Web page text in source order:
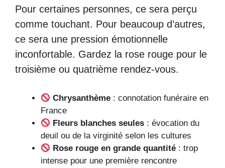
Pour certaines personnes, ce sera perçu
comme touchant. Pour beaucoup d’autres,
ce sera une pression émotionnelle
inconfortable. Gardez la rose rouge pour le
troisième ou quatrième rendez-vous.
Chrysanthème : connotation funéraire en
France
Fleurs blanches seules : évocation du
deuil ou de la virginité selon les cultures
Rose rouge en grande quantité : trop
intense pour une première rencontre